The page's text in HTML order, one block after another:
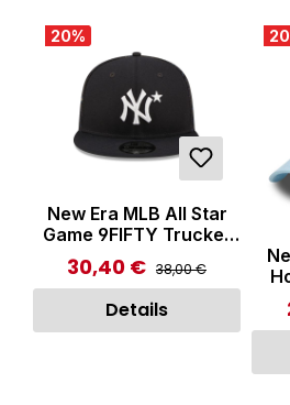
20%
New Era MLB All Star
Game 9FIFTY Trucker
Cap Patch Neyyan OTC
Verkaufspreis:
30,40 € Regulärer Preis:
38,00 €
Details
20